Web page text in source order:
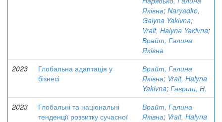
Яківна; Naryadko,
Galyna Yakivna;
Vrait, Halyna Yakivna;
Врайт, Галина
Яківна
2023
Глобальна адаптація у
бізнесі
Врайт, Галина
Яківна; Vrait, Halyna
Yakivna; Гавриш, Н.
2023
Глобальні та національні
тенденції розвитку сучасної
Врайт, Галина
Яківна; Vrait, Halyna